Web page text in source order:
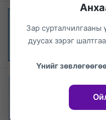
WJ Wonjin
670,000₩
2026.03.27
Арьсны
арьс
48%
Зар сурталчилгааны
дуусах зэрэг
Үнийг